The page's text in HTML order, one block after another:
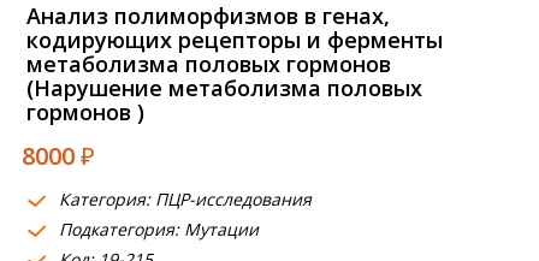
Врачи
Получить результат
Пациентам
О компании
Где сдать
Анализ полиморфизмов в генах,
кодирующих рецепторы и ферменты
метаболизма половых гормонов
(Нарушение метаболизма половых
гормонов )
8000₽
Категория: ПЦР-исследования
Подкатегория: Мутации